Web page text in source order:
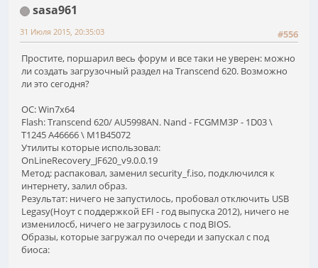
sasa961
#556
31 Июля 2015, 20:35:03
Простите, поршарил весь форум и все таки не уверен: можно
ли создать загрузочный раздел на Transcend 620. Возможно
ли это сегодня?
ОС: Win7x64
Flash: Transcend 620/ AU5998AN. Nand - FCGMM3P - 1D03 \
T1245 A46666 \ M1B45072
Утилиты которые использовал:
OnLineRecovery_JF620_v9.0.0.19
Метод: распаковал, заменил security_f.iso, подключился к
интернету, залил образ.
Результат: ничего не запустилось, пробовал отключить USB
Legasy(Ноут с поддержкой EFI - год выпуска 2012), ничего не
изменилосб, ничего не загрузилось с под BIOS.
Образы, которые загружал по очереди и запускал с под
биоса: